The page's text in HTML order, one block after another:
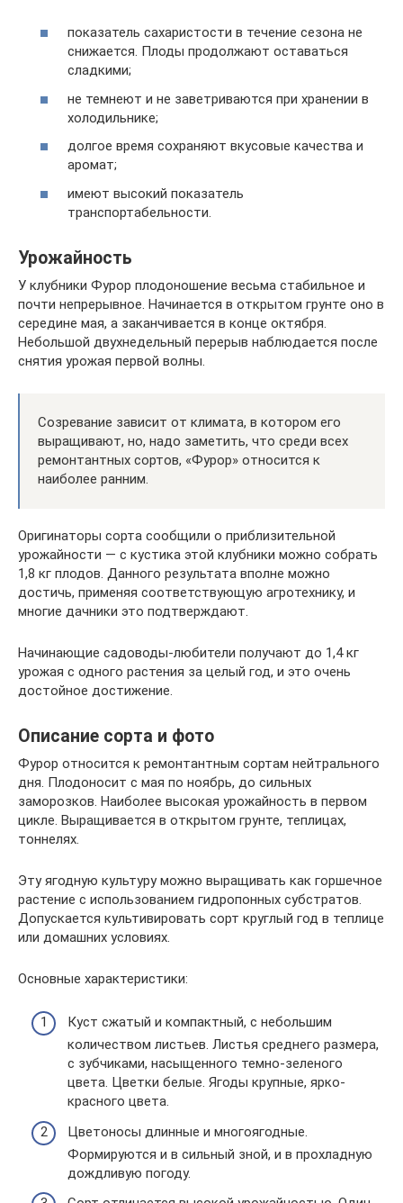
показатель сахаристости в течение сезона не
снижается. Плоды продолжают оставаться
сладкими;
не темнеют и не заветриваются при хранении в
холодильнике;
долгое время сохраняют вкусовые качества и
аромат;
имеют высокий показатель
транспортабельности.
Урожайность
У клубники Фурор плодоношение весьма стабильное и
почти непрерывное. Начинается в открытом грунте оно в
середине мая, а заканчивается в конце октября.
Небольшой двухнедельный перерыв наблюдается после
снятия урожая первой волны.
Созревание зависит от климата, в котором его
выращивают, но, надо заметить, что среди всех
ремонтантных сортов, «Фурор» относится к
наиболее ранним.
Оригинаторы сорта сообщили о приблизительной
урожайности — с кустика этой клубники можно собрать
1,8 кг плодов. Данного результата вполне можно
достичь, применяя соответствующую агротехнику, и
многие дачники это подтверждают.
Начинающие садоводы-любители получают до 1,4 кг
урожая с одного растения за целый год, и это очень
достойное достижение.
Описание сорта и фото
Фурор относится к ремонтантным сортам нейтрального
дня. Плодоносит с мая по ноябрь, до сильных
заморозков. Наиболее высокая урожайность в первом
цикле. Выращивается в открытом грунте, теплицах,
тоннелях.
Эту ягодную культуру можно выращивать как горшечное
растение с использованием гидропонных субстратов.
Допускается культивировать сорт круглый год в теплице
или домашних условиях.
Основные характеристики:
Куст сжатый и компактный, с небольшим
количеством листьев. Листья среднего размера,
с зубчиками, насыщенного темно-зеленого
цвета. Цветки белые. Ягоды крупные, ярко-
красного цвета.
Цветоносы длинные и многоягодные.
Формируются и в сильный зной, и в прохладную
дождливую погоду.